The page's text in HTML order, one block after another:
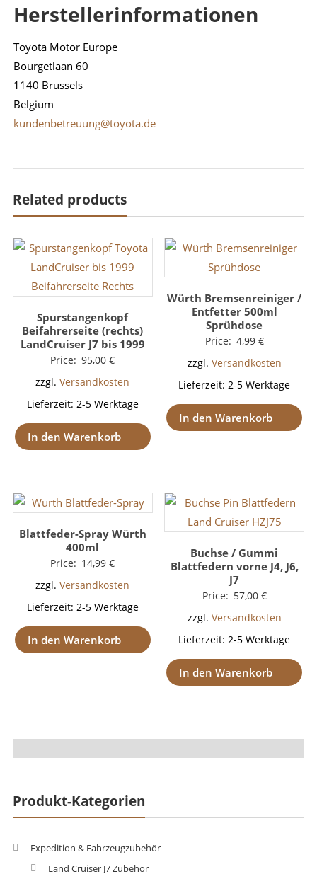
Herstellerinformationen
Toyota Motor Europe
Bourgetlaan 60
1140 Brussels
Belgium
kundenbetreuung@toyota.de
Related products
Spurstangenkopf
Beifahrerseite (rechts)
LandCruiser J7 bis 1999
Price: 95,00€
zzgl.Versandkosten
Lieferzeit: 2-5 Werktage
In den Warenkorb
Würth Bremsenreiniger /
Entfetter 500ml
Sprühdose
Price: 4,99 €
zzgl. Versandkosten
Lieferzeit:2-5 Werktage
In den Warenkorb
Blattfeder-Spray Würth
400ml
Price: 14,99€
zzgl.Versandkosten
Lieferzeit: 2-5 Werktage
In den Warenkorb
Buchse / Gummi
Blattfedern vorne J4, J6,
J7
Price: 57,00 €
zzgl. Versandkosten
Lieferzeit:2-5 Werktage
In den Warenkorb
Produkt-Kategorien
Expedition & Fahrzeugzubehör
Land Cruiser J7 Zubehör